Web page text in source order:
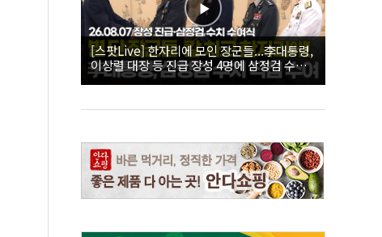
[스팟Live] 한자리에 모인 장군들...李대통령,
이상렬 대장 등 진급 장성 4명에 삼정검 수치
직접 수여｜26.08.07 장성 진급·삼정검 수치